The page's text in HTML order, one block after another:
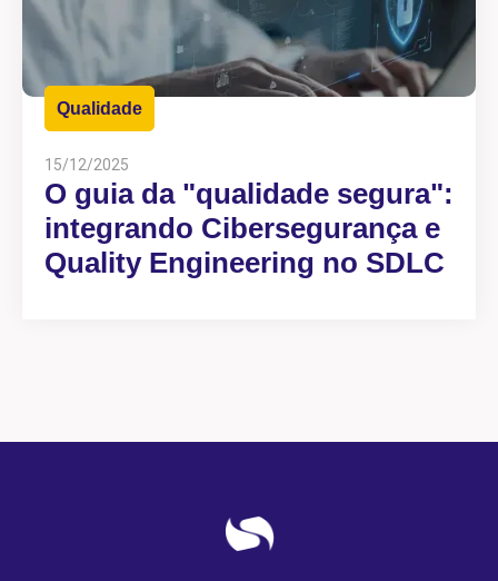
Qualidade
15/12/2025
O guia da "qualidade segura":
integrando Cibersegurança e
Quality Engineering no SDLC